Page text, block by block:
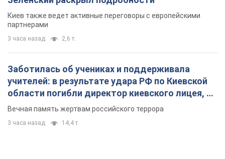
Киев также ведет активные переговоры с европейскими
партнерами
3 часа назад 2,6 т.
Заботилась об учениках и поддерживала
учителей: в результате удара РФ по Киевской
области погибли директор киевского лицея, её
муж и внук
Вечная память жертвам российского террора
3 часа назад 14,4 т.